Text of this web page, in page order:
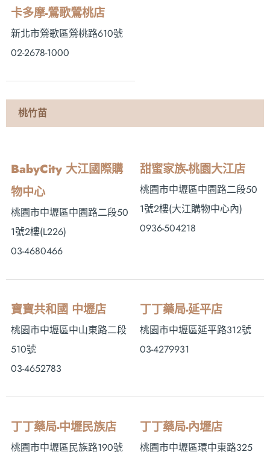
卡多摩-鶯歌鶯桃店
新北市鶯歌區鶯桃路610號
02-2678-1000
桃竹苗
BabyCity 大江國際購
物中心
桃園市中壢區中園路二段50
1號2樓(L226)
03-4680466
甜蜜家族-桃園大江店
桃園市中壢區中園路二段50
1號2樓 (大江購物中心內)
0936-504218
寶寶共和國 中壢店
桃園市中壢區中山東路二段
510號
03-4652783
丁丁藥局-延平店
桃園市中壢區延平路312號
03-4279931
丁丁藥局-中壢民族店
桃園市中壢區民族路190號
丁丁藥局-內壢店
桃園市中壢區環中東路325